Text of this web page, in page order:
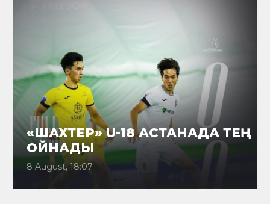
«ШАХТЕР» U-18 АСТАНАДА ТЕҢ
ОЙНАДЫ
8 August, 18:07